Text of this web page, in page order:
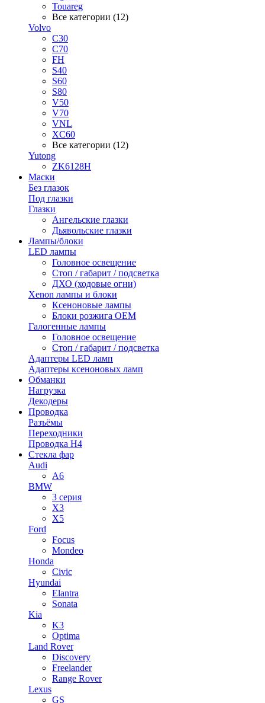
Touareg
Все категории (12)
Volvo
C30
C70
FH
S40
S60
S80
V50
V70
VNL
XC60
Все категории (12)
Yutong
ZK6128H
Маски
Без глазок
Под глазки
Глазки
Ангельские глазки
Дьявольские глазки
Лампы/блоки
LED лампы
Головное освещение
Стоп / габарит / подсветка
ДХО (ходовые огни)
Xenon лампы и блоки
Ксеноновые лампы
Блоки розжига OEM
Галогенные лампы
Головное освещение
Стоп / габарит / подсветка
Адаптеры LED ламп
Адаптеры ксеноновых ламп
Обманки
Нагрузка
Декодеры
Проводка
Разъёмы
Переходники
Проводка H4
Стекла фар
Audi
A6
BMW
3 серия
X3
X5
Ford
Focus
Mondeo
Honda
Civic
Hyundai
Elantra
Sonata
Kia
K3
Optima
Land Rover
Discovery
Freelander
Range Rover
Lexus
GS